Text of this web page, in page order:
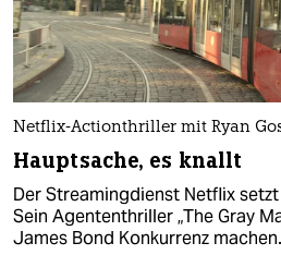
Netflix-Actionthriller mit Ryan
Hauptsache, es knallt
Der Streamingdienst Netflix
Sein Agententhriller „The Gray
James Bond Konkurrenz machen.